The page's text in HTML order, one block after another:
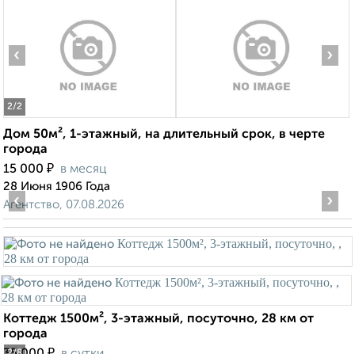
2/2
‹ ›
Дом 50м², 1-этажный, на длительный срок, в черте
города
15 000 ₽ в месяц
28 Июня 1906 Года
Агентство, 07.08.2026
‹ ›
Коттедж 1500м², 3-этажный, посуточно, 28 км от
города